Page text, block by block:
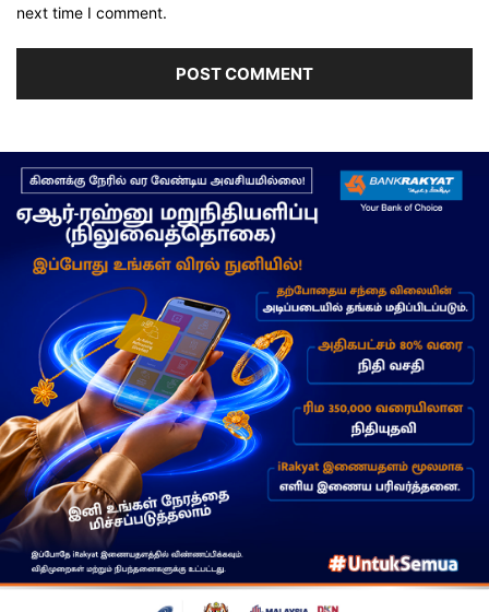
next time I comment.